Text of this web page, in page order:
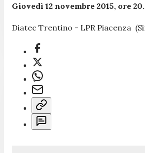
Giovedì 12 novembre 2015, ore
Diatec Trentino - LPR Piacenza